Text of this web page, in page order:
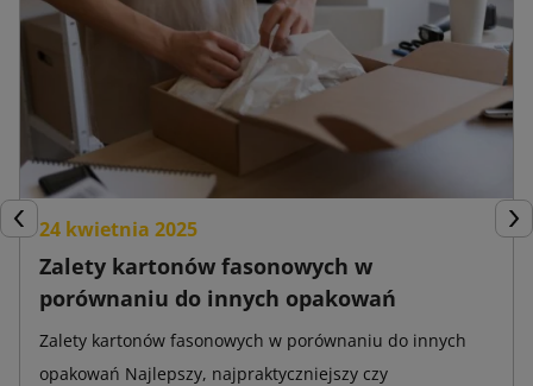
Poprzedni
24 kwietnia 2025
Zalety kartonów fasonowych w
porównaniu do innych opakowań
Zalety kartonów fasonowych w porównaniu do innych
opakowań Najlepszy, najpraktyczniejszy czy